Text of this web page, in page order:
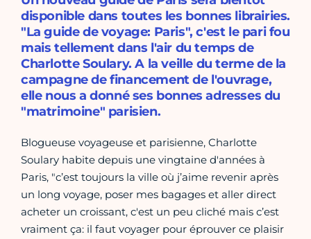
disponible dans toutes les bonnes librairies.
"La guide de voyage: Paris", c'est le pari fou
mais tellement dans l'air du temps de
Charlotte Soulary. A la veille du terme de la
campagne de financement de l'ouvrage,
elle nous a donné ses bonnes adresses du
"matrimoine" parisien.
Blogueuse voyageuse et parisienne, Charlotte
Soulary habite depuis une vingtaine d'années à
Paris, "c’est toujours la ville où j’aime revenir après
un long voyage, poser mes bagages et aller direct
acheter un croissant, c'est un peu cliché mais c’est
vraiment ça: il faut voyager pour éprouver ce plaisir